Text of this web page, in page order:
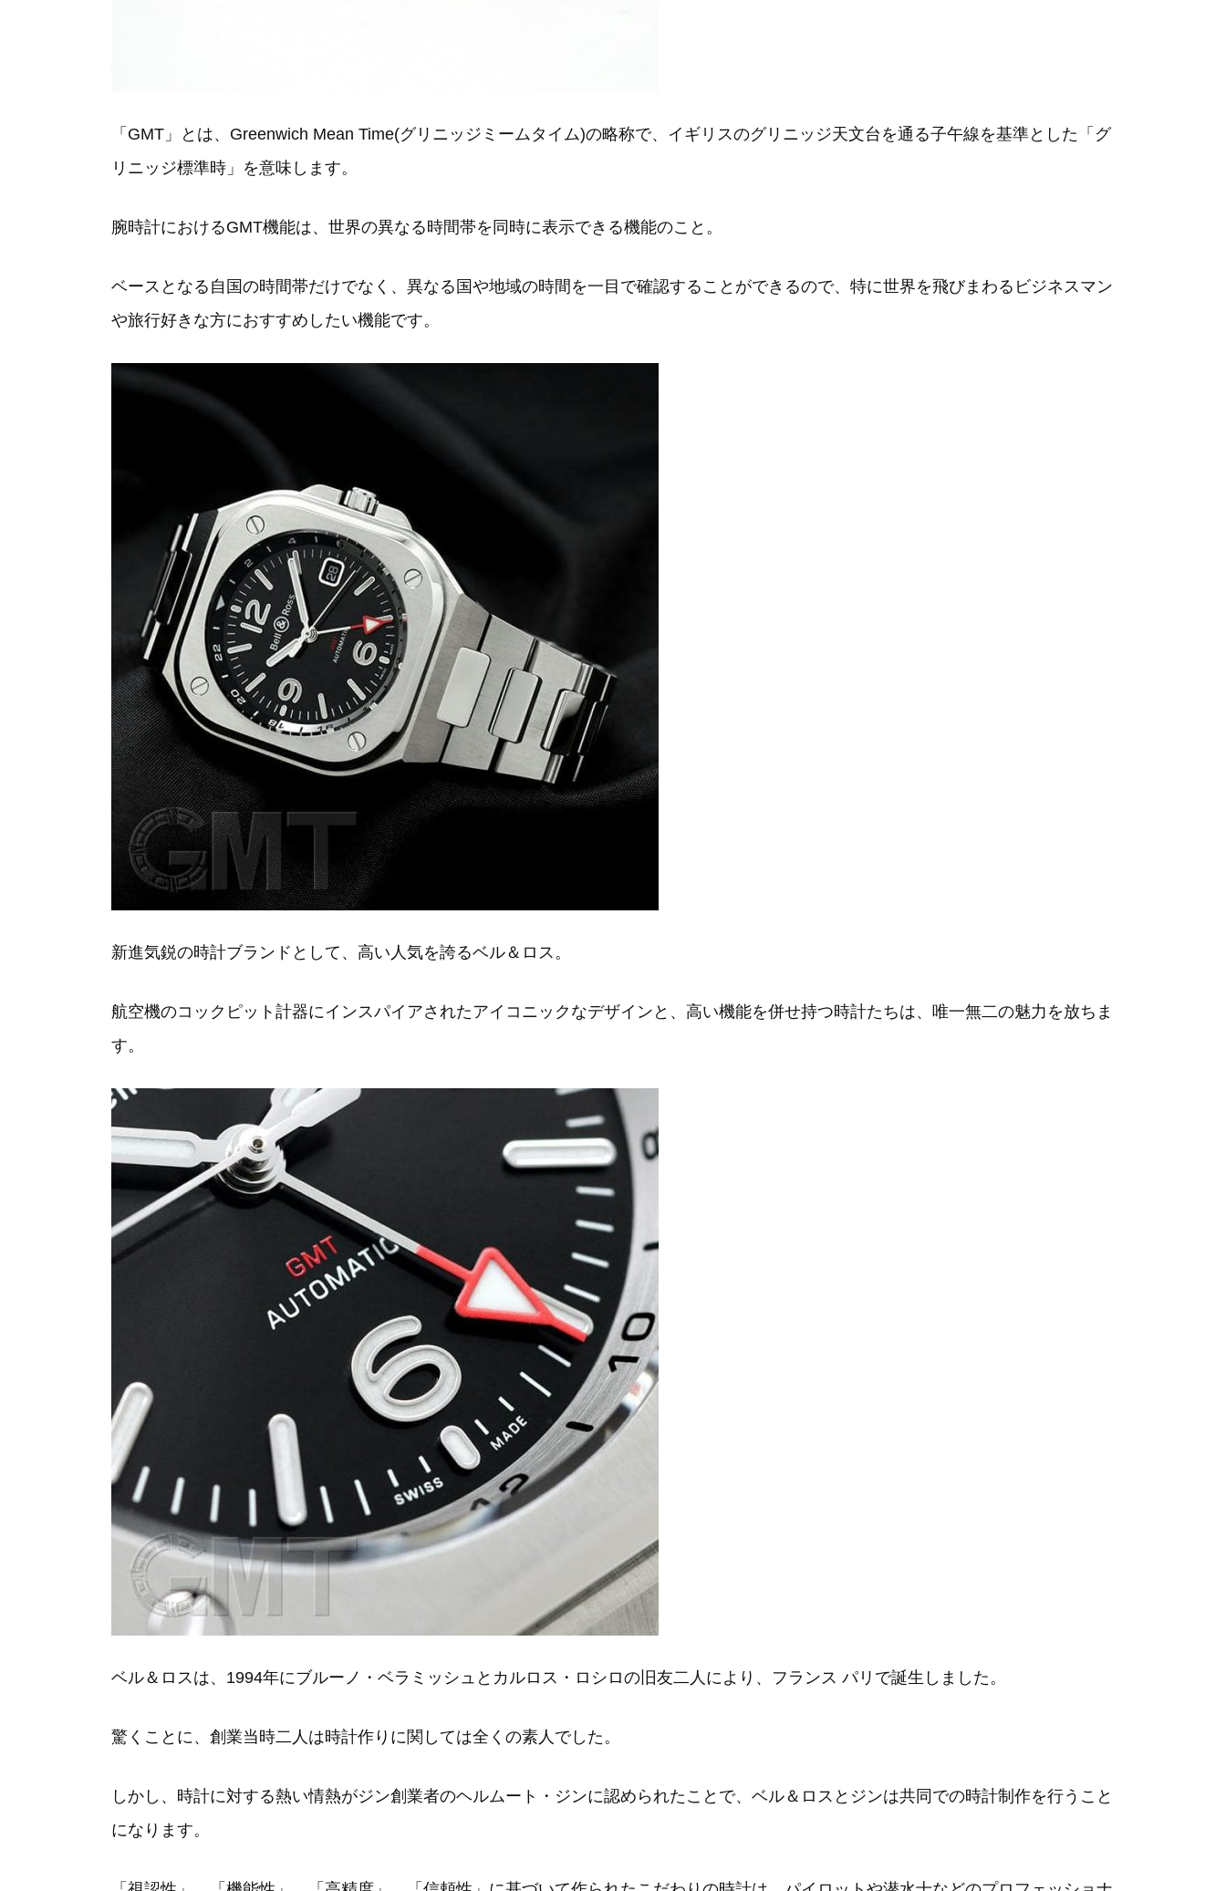
「GMT」とは、Greenwich Mean Time(グリニッジミームタイム)の略称で、イギリスのグリニッジ天文台を通る子午線を基準とした「グ
リニッジ標準時」を意味します。
腕時計におけるGMT機能は、世界の異なる時間帯を同時に表示できる機能のこと。
ベースとなる自国の時間帯だけでなく、異なる国や地域の時間を一目で確認することができるので、特に世界を飛びまわるビジネスマン
や旅行好きな方におすすめしたい機能です。
新進気鋭の時計ブランドとして、高い人気を誇るベル＆ロス。
航空機のコックピット計器にインスパイアされたアイコニックなデザインと、高い機能を併せ持つ時計たちは、唯一無二の魅力を放ちま
す。
ベル＆ロスは、1994年にブルーノ・ベラミッシュとカルロス・ロシロの旧友二人により、フランス パリで誕生しました。
驚くことに、創業当時二人は時計作りに関しては全くの素人でした。
しかし、時計に対する熱い情熱がジン創業者のヘルムート・ジンに認められたことで、ベル＆ロスとジンは共同での時計制作を行うこと
になります。